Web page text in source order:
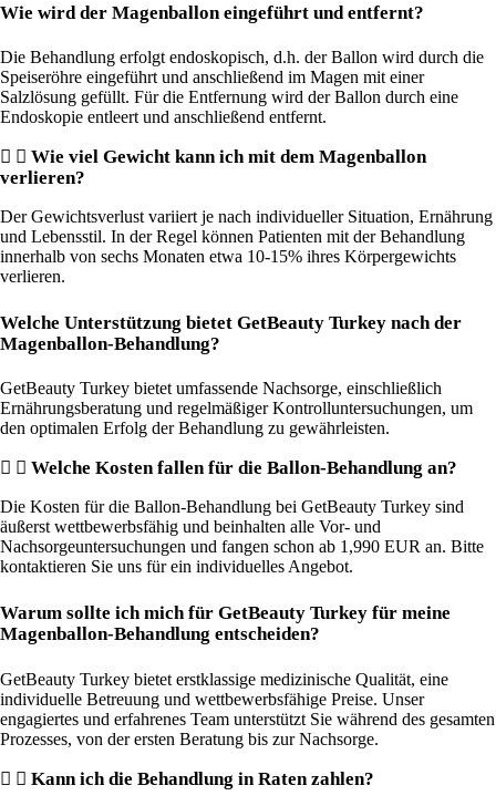
Wie wird der Magenballon eingeführt und entfernt?
Die Behandlung erfolgt endoskopisch, d.h. der Ballon wird durch die
Speiseröhre eingeführt und anschließend im Magen mit einer
Salzlösung gefüllt. Für die Entfernung wird der Ballon durch eine
Endoskopie entleert und anschließend entfernt.
Wie viel Gewicht kann ich mit dem Magenballon
verlieren?
Der Gewichtsverlust variiert je nach individueller Situation, Ernährung
und Lebensstil. In der Regel können Patienten mit der Behandlung
innerhalb von sechs Monaten etwa 10-15% ihres Körpergewichts
verlieren.
Welche Unterstützung bietet GetBeauty Turkey nach der
Magenballon-Behandlung?
GetBeauty Turkey bietet umfassende Nachsorge, einschließlich
Ernährungsberatung und regelmäßiger Kontrolluntersuchungen, um
den optimalen Erfolg der Behandlung zu gewährleisten.
Welche Kosten fallen für die Ballon-Behandlung an?
Die Kosten für die Ballon-Behandlung bei GetBeauty Turkey sind
äußerst wettbewerbsfähig und beinhalten alle Vor- und
Nachsorgeuntersuchungen und fangen schon ab 1,990 EUR an. Bitte
kontaktieren Sie uns für ein individuelles Angebot.
Warum sollte ich mich für GetBeauty Turkey für meine
Magenballon-Behandlung entscheiden?
GetBeauty Turkey bietet erstklassige medizinische Qualität, eine
individuelle Betreuung und wettbewerbsfähige Preise. Unser
engagiertes und erfahrenes Team unterstützt Sie während des gesamten
Prozesses, von der ersten Beratung bis zur Nachsorge.
Kann ich die Behandlung in Raten zahlen?